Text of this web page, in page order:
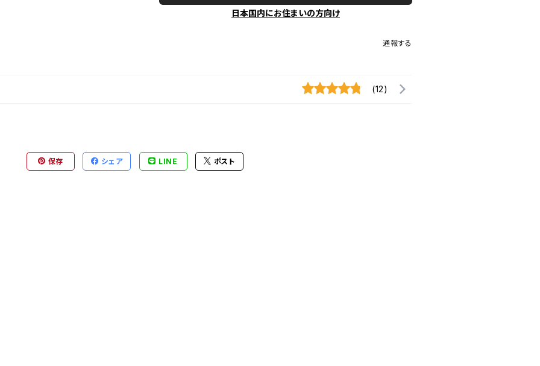
日本国内にお住まいの方向け
通報する
(12)
保存 シェア LINE ポスト